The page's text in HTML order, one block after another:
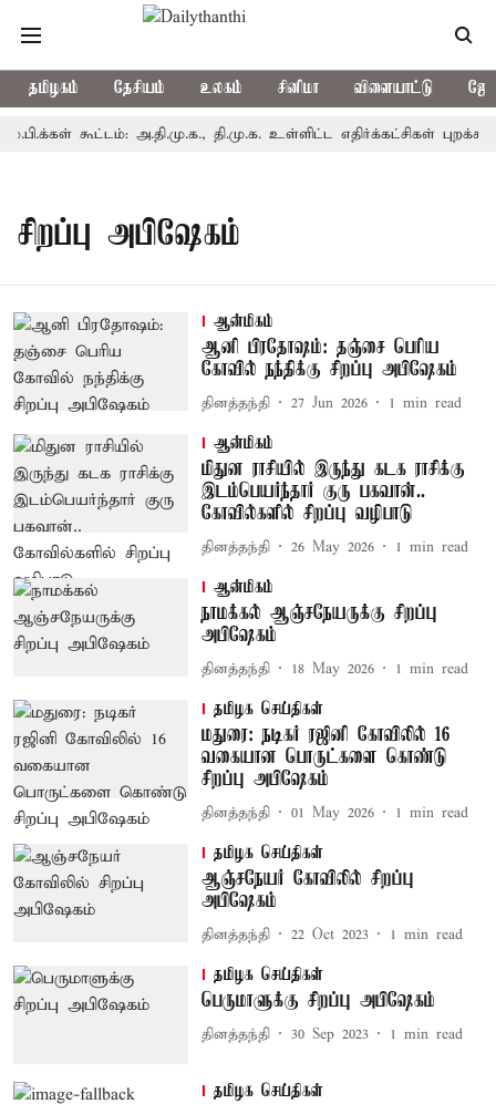
தமிழகம் தேசியம் உலகம் சினிமா விளையாட்டு
கூட்டம்: அ.தி.மு.க., தி.மு.க. உள்ளிட்ட எதிர்க்கட்சிகள்
சிறப்பு அபிஷேகம்
ஆன்மிகம்
ஆனி பிரதோஷம்: தஞ்சை பெரிய
கோவில் நந்திக்கு சிறப்பு அபிஷேகம்
தினத்தந்தி 27 Jun 2026 1 min read
ஆன்மிகம்
மிதுன ராசியில் இருந்து கடக ராசிக்கு
இடம்பெயர்ந்தார் குரு பகவான்..
கோவில்களில் சிறப்பு வழிபாடு
தினத்தந்தி 26 May 2026 1 min read
ஆன்மிகம்
நாமக்கல் ஆஞ்சநேயருக்கு சிறப்பு
அபிஷேகம்
தினத்தந்தி 18 May 2026 1 min read
தமிழக செய்திகள்
மதுரை: நடிகர் ரஜினி கோவிலில் 16
வகையான பொருட்களை கொண்டு
சிறப்பு அபிஷேகம்
தினத்தந்தி 01 May 2026 1 min read
தமிழக செய்திகள்
ஆஞ்சநேயர் கோவிலில் சிறப்பு
அபிஷேகம்
தினத்தந்தி 22 Oct 2023 1 min read
தமிழக செய்திகள்
பெருமாளுக்கு சிறப்பு அபிஷேகம்
தினத்தந்தி 30 Sep 2023 1 min read
தமிழக செய்திகள்